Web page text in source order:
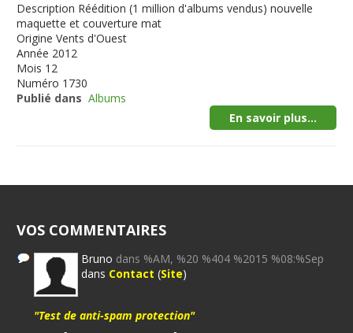
Description Réédition (1 million d'albums vendus) nouvelle
maquette et couverture mat
Origine Vents d'Ouest
Année 2012
Mois 12
Numéro 1730
Publié dans Albums
En savoir plus...
VOS COMMENTAIRES
Bruno dans %AM, %20 %404 %2015 %08:%Sep
dans Contact (Site)
"Test de anti-spam protection"